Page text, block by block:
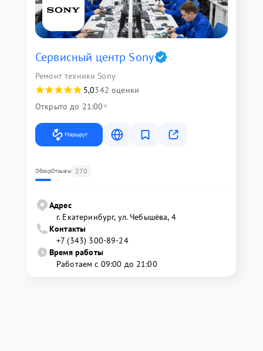
Сервисный центр Sony
Ремонт техники Sony
5,0342 оценки
Открыто до 21:00
Маршрут
ОбзорОтзывы 270
Адрес
г. Екатеринбург, ул. Чебышёва, 4
Контакты
+7 (343) 300-89-24
Время работы
Работаем с 09:00 до 21:00